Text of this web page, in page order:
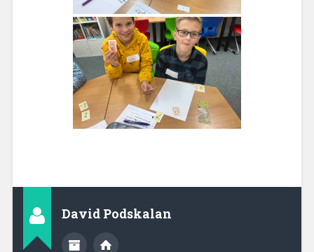
David Podskalan